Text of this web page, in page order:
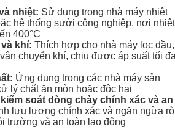
nhiệt: Sử dụng trong nhà máy nhiệt
hệ thống sưởi công nghiệp, nơi nhiệt
400°C
khí: Thích hợp cho nhà máy lọc dầu,
chuyển khí, chịu được áp suất tối
Ứng dụng trong các nhà máy sản
lý chất ăn mòn hoặc độc hại
soát dòng chảy chính xác và an
lưu lượng chính xác và ngăn ngừa rò
trường và an toàn lao động